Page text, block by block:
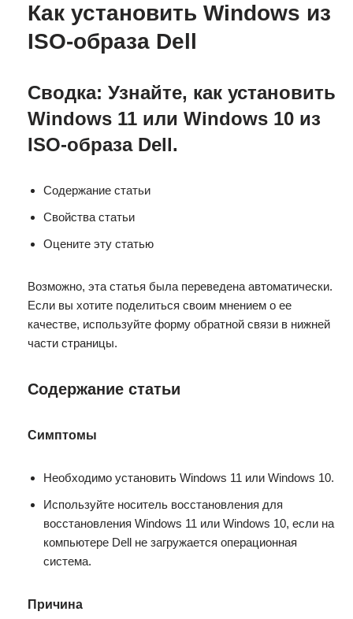
Как установить Windows из
ISO-образа Dell
Сводка: Узнайте, как установить
Windows 11 или Windows 10 из
ISO-образа Dell.
Содержание статьи
Свойства статьи
Оцените эту статью
Возможно, эта статья была переведена автоматически.
Если вы хотите поделиться своим мнением о ее
качестве, используйте форму обратной связи в нижней
части страницы.
Содержание статьи
Симптомы
Необходимо установить Windows 11 или Windows 10.
Используйте носитель восстановления для
восстановления Windows 11 или Windows 10, если на
компьютере Dell не загружается операционная
система.
Причина